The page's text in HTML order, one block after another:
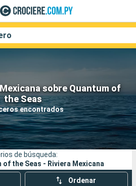
sobre Quantum of
the Seas
encontrados
Compañías
Buscar
de búsqueda:
of the Seas - Riviera Mexicana
Ordenar